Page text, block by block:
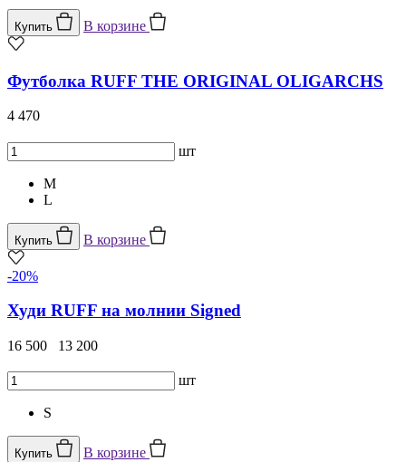
Купить В корзине
Футболка RUFF THE ORIGINAL OLIGARCHS
4 470
шт
M
L
Купить В корзине
-20%
Худи RUFF на молнии Signed
16 500 13 200
шт
S
Купить В корзине